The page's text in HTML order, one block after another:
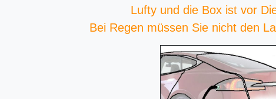
Lufty und die Box ist vor
Bei Regen müssen Sie nicht den